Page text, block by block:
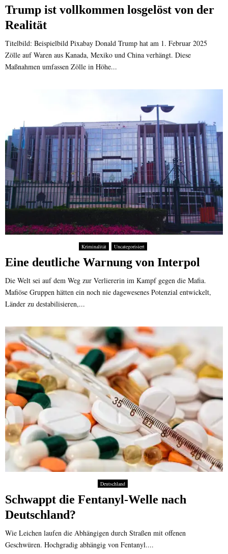
Trump ist vollkommen losgelöst von der
Realität
Titelbild: Beispielbild Pixabay Donald Trump hat am 1. Februar 2025
Zölle auf Waren aus Kanada, Mexiko und China verhängt. Diese
Maßnahmen umfassen Zölle in Höhe...
Kriminalität Uncategorisiert
Eine deutliche Warnung von Interpol
Die Welt sei auf dem Weg zur Verliererin im Kampf gegen die Mafia.
Mafiöse Gruppen hätten ein noch nie dagewesenes Potenzial entwickelt,
Länder zu destabilisieren,...
Deutschland
Schwappt die Fentanyl-Welle nach
Deutschland?
Wie Leichen laufen die Abhängigen durch Straßen mit offenen
Geschwüren. Hochgradig abhängig von Fentanyl....